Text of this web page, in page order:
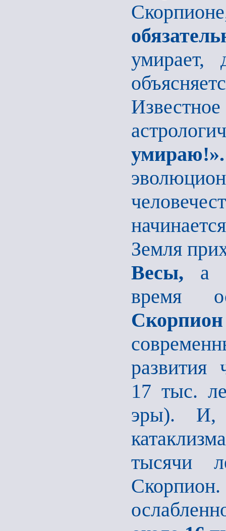
умирает,
Земля
Весы, а
время
Скорпион
развития
17 тыс.
эры). И,
тысячи